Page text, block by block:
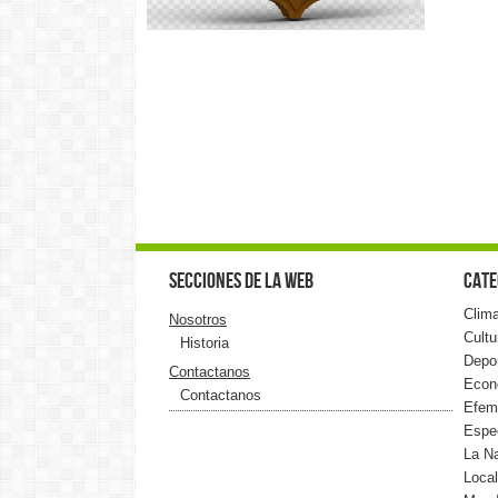
Secciones de la web
Nosotros
Historia
Contactanos
Contactanos
La